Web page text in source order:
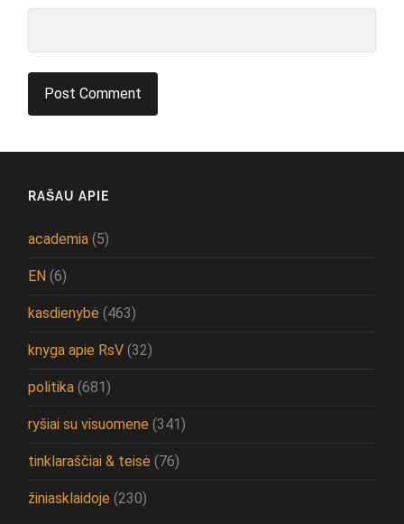
RAŠAU APIE
academia (5)
EN (6)
kasdienybė (463)
knyga apie RsV (32)
politika (681)
ryšiai su visuomene (341)
tinklaraščiai & teisė (76)
žiniasklaidoje (230)